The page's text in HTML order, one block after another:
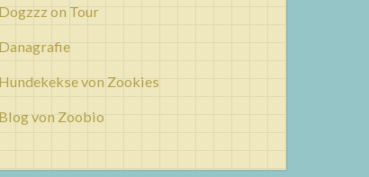
Dogzzz on Tour
Danagrafie
Hundekekse von Zookies
Blog von Zoobio